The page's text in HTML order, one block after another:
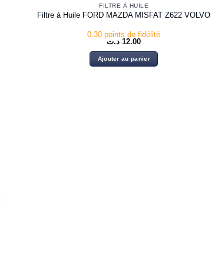
FILTRE À HUILE
Filtre à Huile FORD MAZDA MISFAT Z622 VOLVO
0.30 points de fidélité
12.00 د.ت
Ajouter au panier